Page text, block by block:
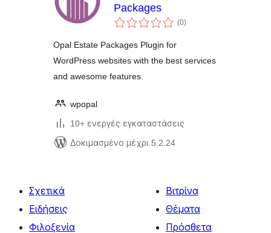
Packages
(0αξιολογήσεις
σύνολο
)
Opal Estate Packages Plugin for
WordPress websites with the best services
and awesome features.
wpopal
10+ ενεργές εγκαταστάσεις
Δοκιμασμένο μέχρι 5.2.24
Σχετικά
Ειδήσεις
Φιλοξενία
Βιτρίνα
Θέματα
Πρόσθετα